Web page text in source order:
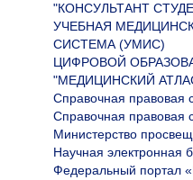
"КОНСУЛЬТАНТ
УЧЕБНАЯ
СИСТЕМА (УМИС)
ЦИФРОВОЙ
"МЕДИЦИНСКИЙ
Справочная правовая
Справочная правовая
Министерство
Научная электронная
Федеральный портал